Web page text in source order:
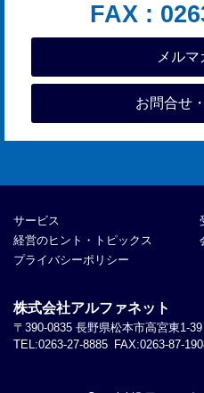
FAX :
メル
お問合せ
サービス
経営のヒント・トピックス
プライバシーポリシー
株式会社アルファネット
〒390-0835 長野県松本市高宮東1-39
TEL:0263-27-8885 FAX:0263-87-